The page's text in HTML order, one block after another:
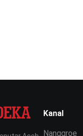
Kanal
Nanggroe